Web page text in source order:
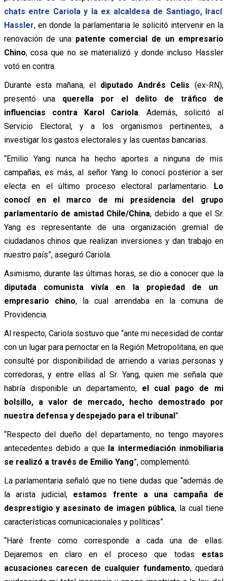
chats entre Cariola y la ex alcaldesa de Santiago, Irací
Hassler, en donde la parlamentaria le solicitó intervenir en la
renovación de unapatente comercial de un empresario
Chino, cosa que no se materializó y donde incluso Hassler
votó en contra.
Durante esta mañana, el diputado Andrés Celis (ex-RN),
presentó unaquerella por el delito de tráfico de
influencias contra Karol Cariola. Además, solicitó al
Servicio Electoral, y a los organismos pertinentes, a
investigar los gastos electorales y las cuentas bancarias.
“Emilio Yang nunca ha hecho aportes a ninguna de mis
campañas, es más, al señor Yang lo conocí posterior a ser
electa en el último proceso electoral parlamentario. Lo
conocí en el marco de mi presidencia del grupo
parlamentario de amistad Chile/China, debido a que el Sr.
Yang es representante de una organización gremial de
ciudadanos chinos que realizan inversiones y dan trabajo en
nuestro país”, aseguró Cariola.
Asimismo, durante las últimas horas, se dio a conocer que la
diputada comunista vivía en la propiedad de un
empresario chino, la cual arrendaba en la comuna de
Providencia.
Al respecto, Cariola sostuvo que “ante mi necesidad de contar
con un lugar para pernoctar en la Región Metropolitana, en que
consulté por disponibilidad de arriendo a varias personas y
corredoras, y entre ellas al Sr. Yang, quien me señala que
habría disponible un departamento,el cual pago de mi
bolsillo, a valor de mercado, hecho demostrado por
nuestra defensa y despejado para el tribunal”.
“Respecto del dueño del departamento, no tengo mayores
antecedentes debido a quela intermediación inmobiliaria
se realizó a través de Emilio Yang”, complementó.
La parlamentaria señaló que no tiene dudas que “además de
la arista judicial,estamos frente a una campaña de
desprestigio y asesinato de imagen pública, la cual tiene
características comunicacionales y políticas”.
“Haré frente como corresponde a cada una de ellas.
Dejaremos en claro en el proceso que todas estas
acusaciones carecen de cualquier fundamento, quedará